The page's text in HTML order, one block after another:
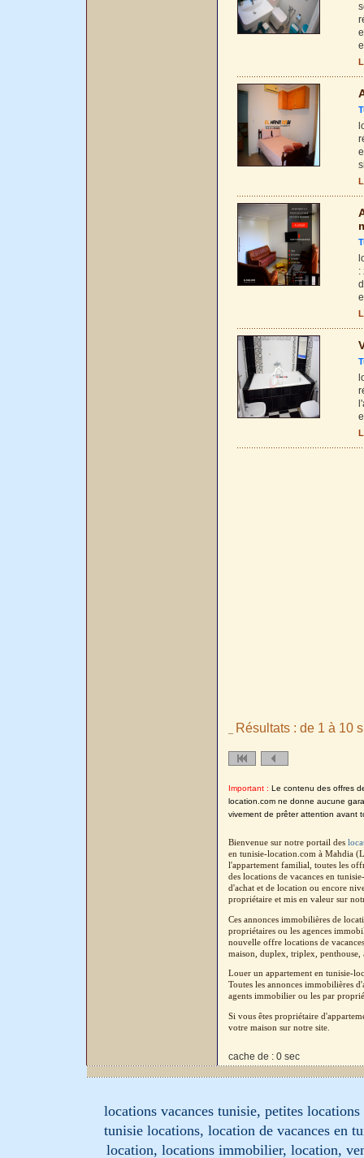
:
Résultats : de 1 à 10
Important : Le contenu des offres
location.com ne donne aucune
vivement de prêter attention avant
Bienvenue sur notre portail des
en tunisie-location.com à Mahdia
l'appartement familial, toutes les
des locations de vacances en
d'achat et de location ou encore
propriétaire et mis en valeur sur
Ces annonces immobilières de
propriétaires ou les agences
nouvelle offre locations de
maison, duplex, triplex, penthouse,
Louer un appartement en tunisie-
Toutes les annonces immobilières
agents immobilier ou les par
Si vous êtes propriétaire
votre maison sur notre site.
cache de : 0 sec
locations vacances tunisie, petites
tunisie locations, location de vacances en
location, locations immobilier, location,